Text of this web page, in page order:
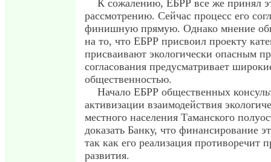
К сожалению, ЕБРР все же принял
рассмотрению. Сейчас процесс его
финишную прямую. Однако мнение
на то, что ЕБРР присвоил проекту
присваивают экологически опасным
согласования предусматривает
общественностью.
Начало ЕБРР общественных
активизации взаимодействия
местного населения Таманского
доказать Банку, что финансирование
так как его реализация противоречит
развития.